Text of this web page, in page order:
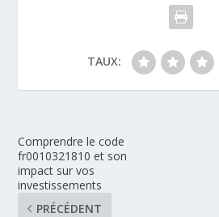
TAUX:
Comprendre le code
fr0010321810 et son
impact sur vos
investissements
PRÉCÉDENT